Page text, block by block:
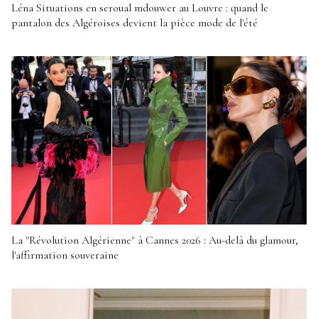
Léna Situations en seroual mdouwer au Louvre : quand le
pantalon des Algéroises devient la pièce mode de l'été
La "Révolution Algérienne" à Cannes 2026 : Au-delà du glamour,
l'affirmation souveraine